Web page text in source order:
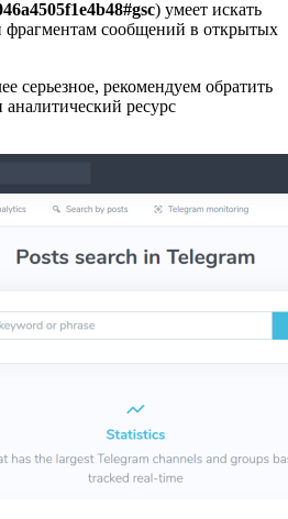
) умеет искать
фрагментам сообщений в открытых
серьезное, рекомендуем обратить
ресурс